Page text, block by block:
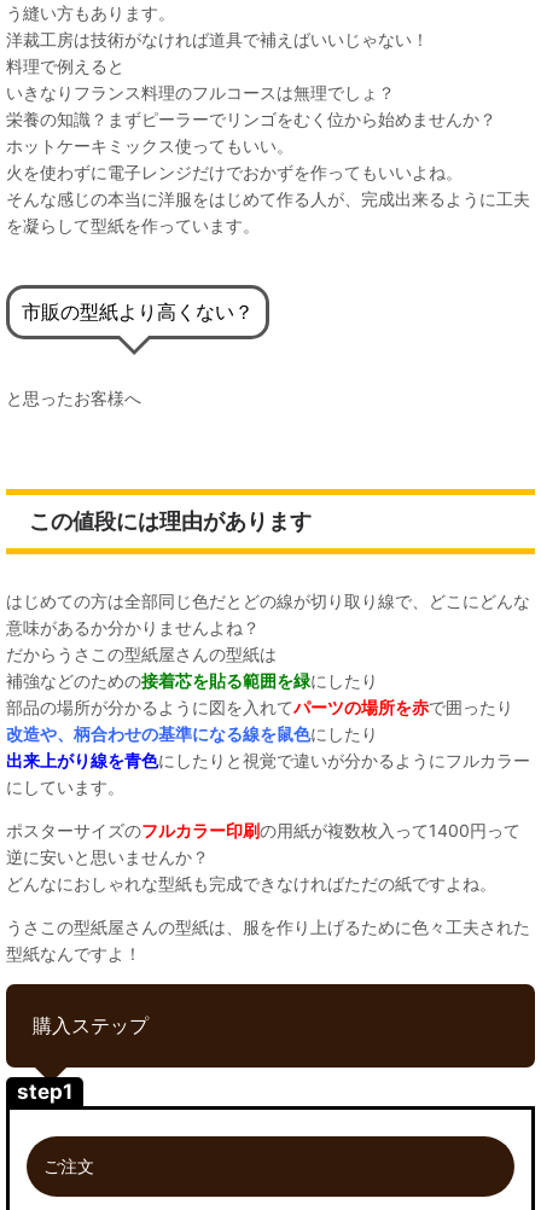
う縫い方もあります。
洋裁工房は技術がなければ道具で補えばいいじゃない！
料理で例えると
いきなりフランス料理のフルコースは無理でしょ？
栄養の知識？まずピーラーでリンゴをむく位から始めませんか？
ホットケーキミックス使ってもいい。
火を使わずに電子レンジだけでおかずを作ってもいいよね。
そんな感じの本当に洋服をはじめて作る人が、完成出来るように工夫
を凝らして型紙を作っています。
市販の型紙より高くない？
と思ったお客様へ
この値段には理由があります
はじめての方は全部同じ色だとどの線が切り取り線で、どこにどんな
意味があるか分かりませんよね？
だからうさこの型紙屋さんの型紙は
補強などのための接着芯を貼る範囲を緑にしたり
部品の場所が分かるように図を入れてパーツの場所を赤で囲ったり
改造や、柄合わせの基準になる線を鼠色にしたり
出来上がり線を青色にしたりと視覚で違いが分かるようにフルカラー
にしています。
ポスターサイズのフルカラー印刷の用紙が複数枚入って1400円って
逆に安いと思いませんか？
どんなにおしゃれな型紙も完成できなければただの紙ですよね。
うさこの型紙屋さんの型紙は、服を作り上げるために色々工夫された
型紙なんですよ！
購入ステップ
step1
ご注文